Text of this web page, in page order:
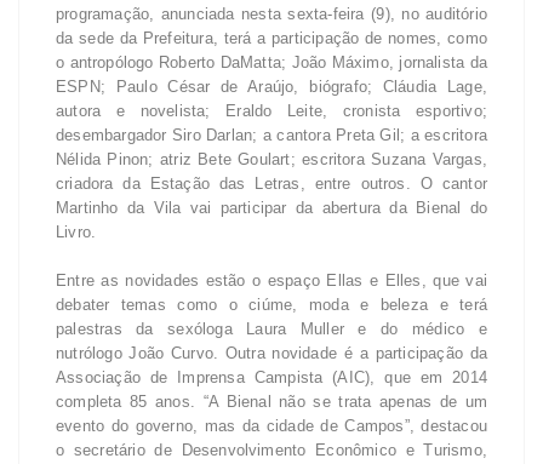
programação, anunciada nesta sexta-feira (9), no auditório
da sede da Prefeitura, terá a participação de nomes, como
o antropólogo Roberto DaMatta; João Máximo, jornalista da
ESPN; Paulo César de Araújo, biógrafo; Cláudia Lage,
autora e novelista; Eraldo Leite, cronista esportivo;
desembargador Siro Darlan; a cantora Preta Gil; a escritora
Nélida Pinon; atriz Bete Goulart; escritora Suzana Vargas,
criadora da Estação das Letras, entre outros. O cantor
Martinho da Vila vai participar da abertura da Bienal do
Livro.
Entre as novidades estão o espaço Ellas e Elles, que vai
debater temas como o ciúme, moda e beleza e terá
palestras da sexóloga Laura Muller e do médico e
nutrólogo João Curvo. Outra novidade é a participação da
Associação de Imprensa Campista (AIC), que em 2014
completa 85 anos. “A Bienal não se trata apenas de um
evento do governo, mas da cidade de Campos”, destacou
o secretário de Desenvolvimento Econômico e Turismo,